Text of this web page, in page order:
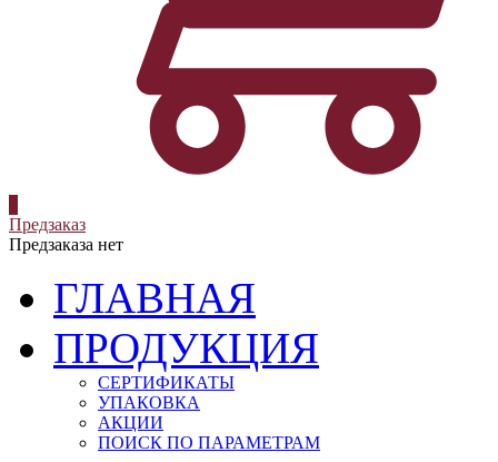
Предзаказ
Предзаказа нет
ГЛАВНАЯ
ПРОДУКЦИЯ
СЕРТИФИКАТЫ
УПАКОВКА
АКЦИИ
ПОИСК ПО ПАРАМЕТРАМ